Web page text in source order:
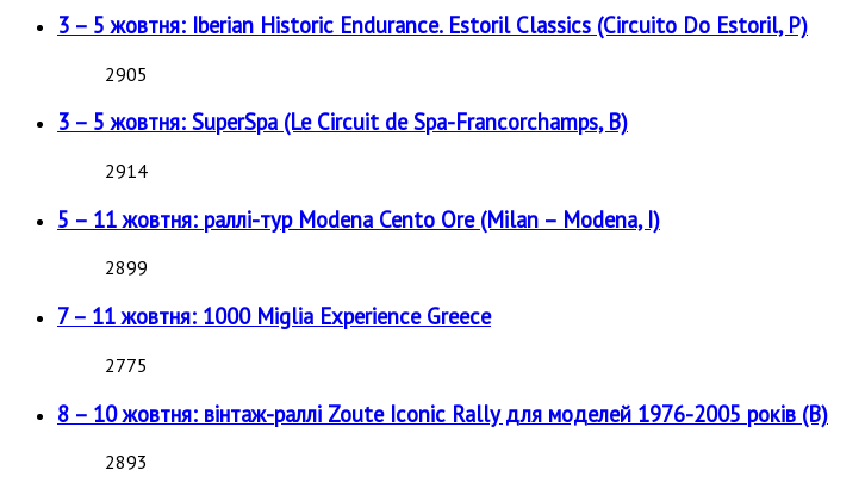
3 – 5 жовтня: Iberian Historic Endurance. Estoril Classics (Circuito Do Estoril, P)
2905
3 – 5 жовтня: SuperSpa (Le Circuit de Spa-Francorchamps, B)
2914
5 – 11 жовтня: раллі-тур Modena Cento Ore (Milan – Modena, I)
2899
7 – 11 жовтня: 1000 Miglia Experience Greece
2775
8 – 10 жовтня: вінтаж-раллі Zoute Iconic Rally для моделей 1976-2005 років (B)
2893